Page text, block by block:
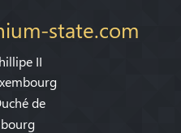
state.com
II
de